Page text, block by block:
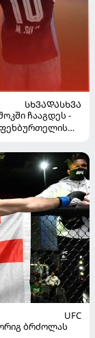
ᲡᲮᲕᲐᲓᲐᲡᲮᲕᲐ
ჩააგდეს -
UFC
ბრძოლას